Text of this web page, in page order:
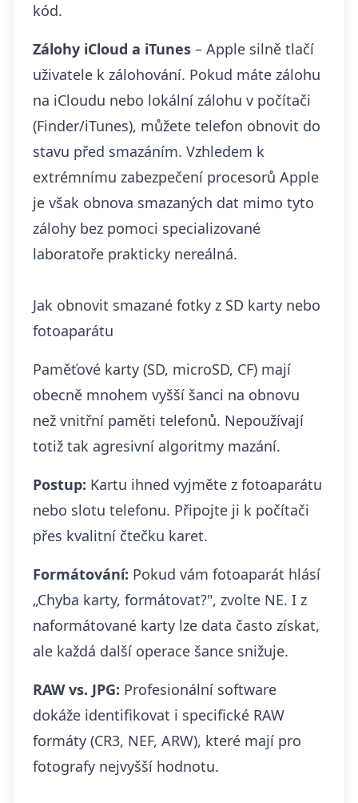
kód.
Zálohy iCloud a iTunes – Apple silně tlačí
uživatele k zálohování. Pokud máte zálohu
na iCloudu nebo lokální zálohu v počítači
(Finder/iTunes), můžete telefon obnovit do
stavu před smazáním. Vzhledem k
extrémnímu zabezpečení procesorů Apple
je však obnova smazaných dat mimo tyto
zálohy bez pomoci specializované
laboratoře prakticky nereálná.
Jak obnovit smazané fotky z SD karty nebo
fotoaparátu
Paměťové karty (SD, microSD, CF) mají
obecně mnohem vyšší šanci na obnovu
než vnitřní paměti telefonů. Nepoužívají
totiž tak agresivní algoritmy mazání.
Postup: Kartu ihned vyjměte z fotoaparátu
nebo slotu telefonu. Připojte ji k počítači
přes kvalitní čtečku karet.
Formátování: Pokud vám fotoaparát hlásí
„Chyba karty, formátovat?", zvolte NE. I z
naformátované karty lze data často získat,
ale každá další operace šance snižuje.
RAW vs. JPG: Profesionální software
dokáže identifikovat i specifické RAW
formáty (CR3, NEF, ARW), které mají pro
fotografy nejvyšší hodnotu.